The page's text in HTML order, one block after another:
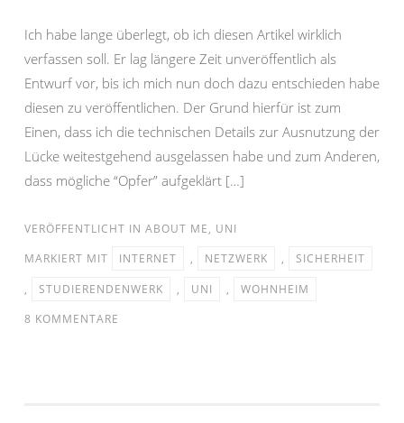
Ich habe lange überlegt, ob ich diesen Artikel wirklich
verfassen soll. Er lag längere Zeit unveröffentlich als
Entwurf vor, bis ich mich nun doch dazu entschieden habe
diesen zu veröffentlichen. Der Grund hierfür ist zum
Einen, dass ich die technischen Details zur Ausnutzung der
Lücke weitestgehend ausgelassen habe und zum Anderen,
dass mögliche “Opfer” aufgeklärt […]
VERÖFFENTLICHT IN ABOUT ME, UNI
MARKIERT MIT
INTERNET , NETZWERK ,
SICHERHEIT
,
STUDIERENDENWERK , UNI ,
WOHNHEIM
8 KOMMENTARE